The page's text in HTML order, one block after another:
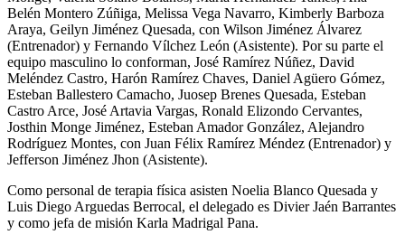
Belén Montero Zúñiga, Melissa Vega Navarro, Kimberly Barboza
Araya, Geilyn Jiménez Quesada, con Wilson Jiménez Álvarez
(Entrenador) y Fernando Vílchez León (Asistente). Por su parte el
equipo masculino lo conforman, José Ramírez Núñez, David
Meléndez Castro, Harón Ramírez Chaves, Daniel Agüero Gómez,
Esteban Ballestero Camacho, Juosep Brenes Quesada, Esteban
Castro Arce, José Artavia Vargas, Ronald Elizondo Cervantes,
Josthin Monge Jiménez, Esteban Amador González, Alejandro
Rodríguez Montes, con Juan Félix Ramírez Méndez (Entrenador) y
Jefferson Jiménez Jhon (Asistente).
Como personal de terapia física asisten Noelia Blanco Quesada y
Luis Diego Arguedas Berrocal, el delegado es Divier Jaén Barrantes
y como jefa de misión Karla Madrigal Pana.